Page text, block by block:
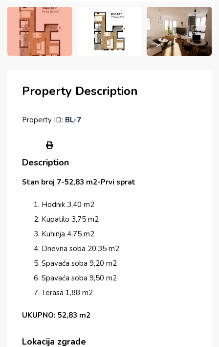
Property Description
Property ID: BL-7
Description
Stan broj 7-52,83 m2-Prvi sprat
Hodnik 3,40 m2
Kupatilo 3,75 m2
Kuhinja 4,75 m2
Dnevna soba 20,35 m2
Spavaća soba 9,20 m2
Spavaća soba 9,50 m2
Terasa 1,88 m2
UKUPNO: 52,83 m2
Lokacija zgrade